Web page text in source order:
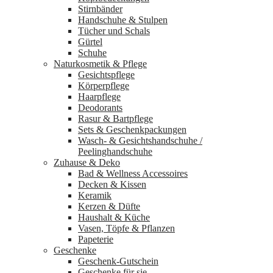
Stirnbänder
Handschuhe & Stulpen
Tücher und Schals
Gürtel
Schuhe
Naturkosmetik & Pflege
Gesichtspflege
Körperpflege
Haarpflege
Deodorants
Rasur & Bartpflege
Sets & Geschenkpackungen
Wasch‑ & Gesichtshandschuhe /
Peelinghandschuhe
Zuhause & Deko
Bad & Wellness Accessoires
Decken & Kissen
Keramik
Kerzen & Düfte
Haushalt & Küche
Vasen, Töpfe & Pflanzen
Papeterie
Geschenke
Geschenk-Gutschein